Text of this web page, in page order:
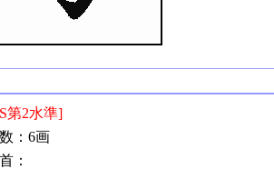
第2水準]
：6画
：